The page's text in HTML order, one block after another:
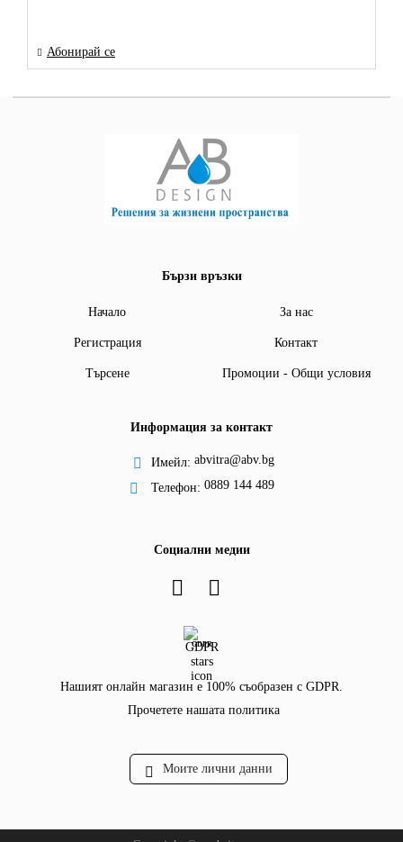
Абонирай се
Бързи връзки
Начало За нас
Регистрация Контакт
Търсене Промоции - Общи условия
Информация за контакт
Имейл: abvitra@abv.bg
Телефон: 0889 144 489
Социални медии
GDPR
Нашият онлайн магазин е 100% съобразен с GDPR.
Прочетете нашата политика
Моите лични данни